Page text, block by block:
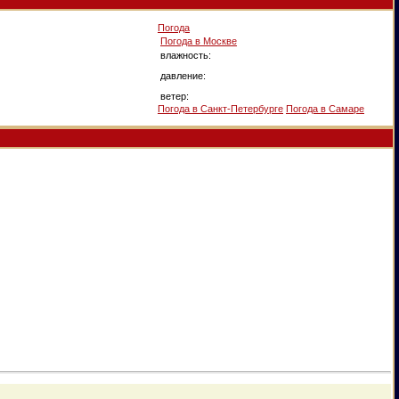
Погода
Погода в Москве
влажность:
давление:
ветер:
Погода в Санкт-Петербурге Погода в Самаре